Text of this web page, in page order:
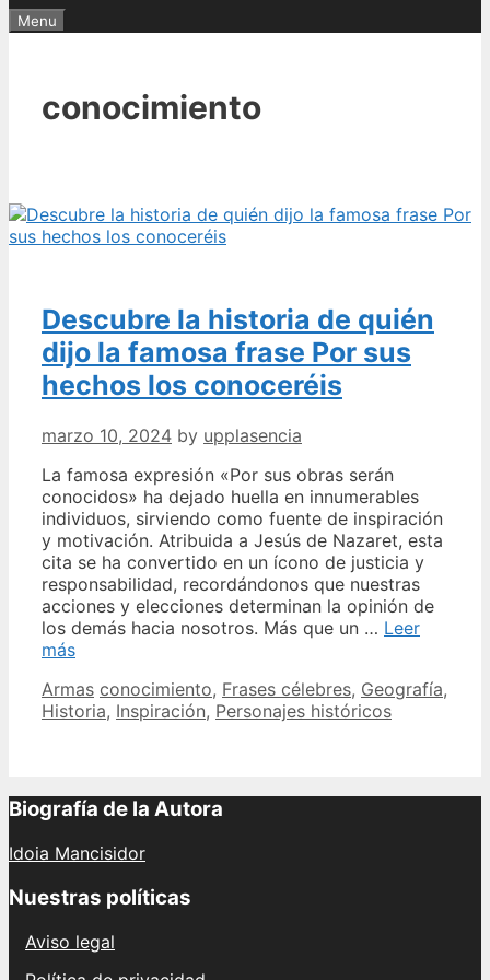
Menu
conocimiento
Descubre la historia de quién
dijo la famosa frase Por sus
hechos los conoceréis
marzo 10, 2024 by upplasencia
La famosa expresión «Por sus obras serán
conocidos» ha dejado huella en innumerables
individuos, sirviendo como fuente de inspiración
y motivación. Atribuida a Jesús de Nazaret, esta
cita se ha convertido en un ícono de justicia y
responsabilidad, recordándonos que nuestras
acciones y elecciones determinan la opinión de
los demás hacia nosotros. Más que un … Leer
másDescubre
historia
de
famosa
frase
Por
sus
hechos
los
conoceréis
Categories
Armas Tags
conocimiento, Frases célebres, Geografía,
Historia, Inspiración, Personajes históricos
Biografía de la Autora
Idoia Mancisidor
Nuestras políticas
Aviso legal